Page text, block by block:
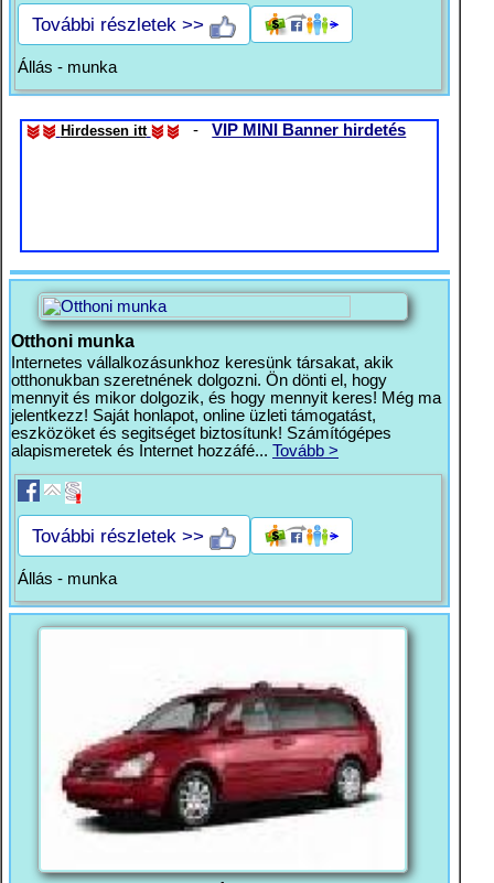
További részletek >>
Állás - munka
Hirdessen itt -VIP MINI Banner hirdetés
Otthoni munka
Internetes vállalkozásunkhoz keresünk társakat, akik
otthonukban szeretnének dolgozni. Ön dönti el, hogy
mennyit és mikor dolgozik, és hogy mennyit keres! Még ma
jelentkezz! Saját honlapot, online üzleti támogatást,
eszközöket és segitséget biztosítunk! Számítógépes
alapismeretek és Internet hozzáfé... Tovább >
További részletek >>
Állás - munka